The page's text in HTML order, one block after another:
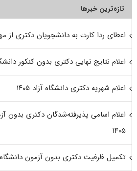
تازه‌ترین خبرها
اعطای ردا کارت به دانشجویان دکتری از مهر
اعلام نتایج نهایی دکتری بدون کنکور دانشگاه
اعلام شهریه دکتری دانشگاه آزاد ۱۴۰۵
اعلام اسامی پذیرفته‌شدگان دکتری بدون
۱۴۰۵
تکمیل ظرفیت دکتری بدون آزمون دانشگاه